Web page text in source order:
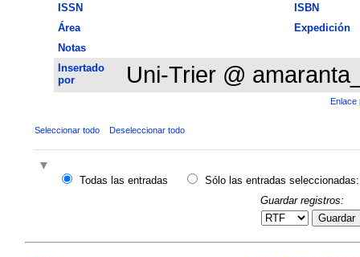
ISSN
ISBN
Área
Expedición
Notas
Insertado
por
Uni-Trier @
Enlace
Seleccionar todo Deseleccionar todo
Todas las entradas
Sólo las entradas seleccionadas:
Guardar registros:
Guardar